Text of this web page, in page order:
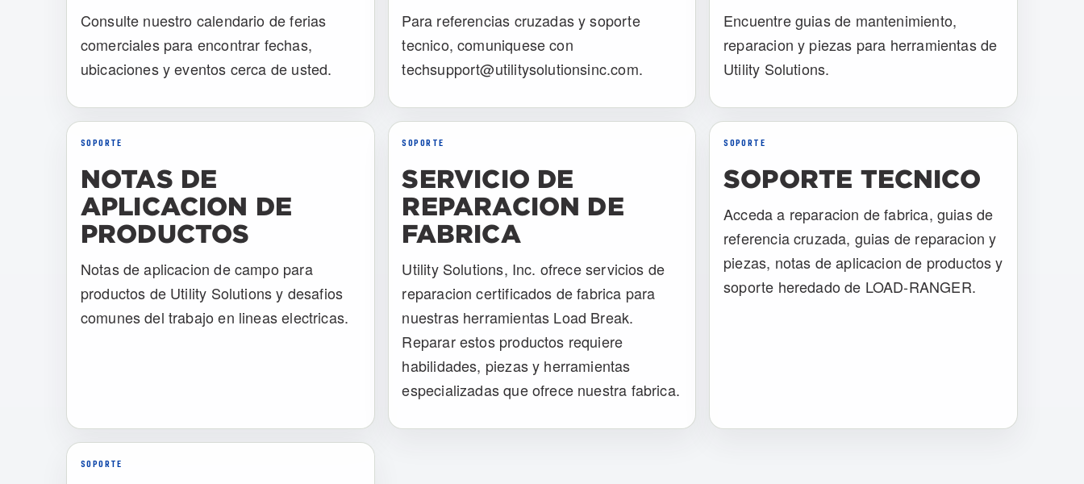
Consulte nuestro calendario de ferias
comerciales para encontrar fechas,
ubicaciones y eventos cerca de usted.
Para referencias cruzadas y soporte
tecnico, comuniquese con
techsupport@utilitysolutionsinc.com.
Encuentre guias de mantenimiento,
reparacion y piezas para herramientas de
Utility Solutions.
SOPORTE
NOTAS DE
APLICACION DE
PRODUCTOS
Notas de aplicacion de campo para
productos de Utility Solutions y desafios
comunes del trabajo en lineas electricas.
SOPORTE
SERVICIO DE
REPARACION DE
FABRICA
Utility Solutions, Inc. ofrece servicios de
reparacion certificados de fabrica para
nuestras herramientas Load Break.
Reparar estos productos requiere
habilidades, piezas y herramientas
especializadas que ofrece nuestra fabrica.
SOPORTE
SOPORTE TECNICO
Acceda a reparacion de fabrica, guias de
referencia cruzada, guias de reparacion y
piezas, notas de aplicacion de productos y
soporte heredado de LOAD-RANGER.
SOPORTE